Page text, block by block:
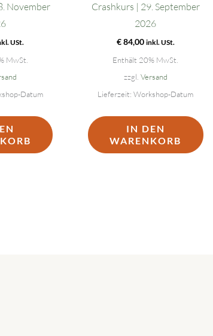
November
USt.
MwSt.
Datum
Crashkurs | 29. September
2026
€84,00 inkl. USt.
Enthält 20% MwSt.
zzgl. Versand
Lieferzeit: Workshop-Datum
IN DEN
WARENKORB